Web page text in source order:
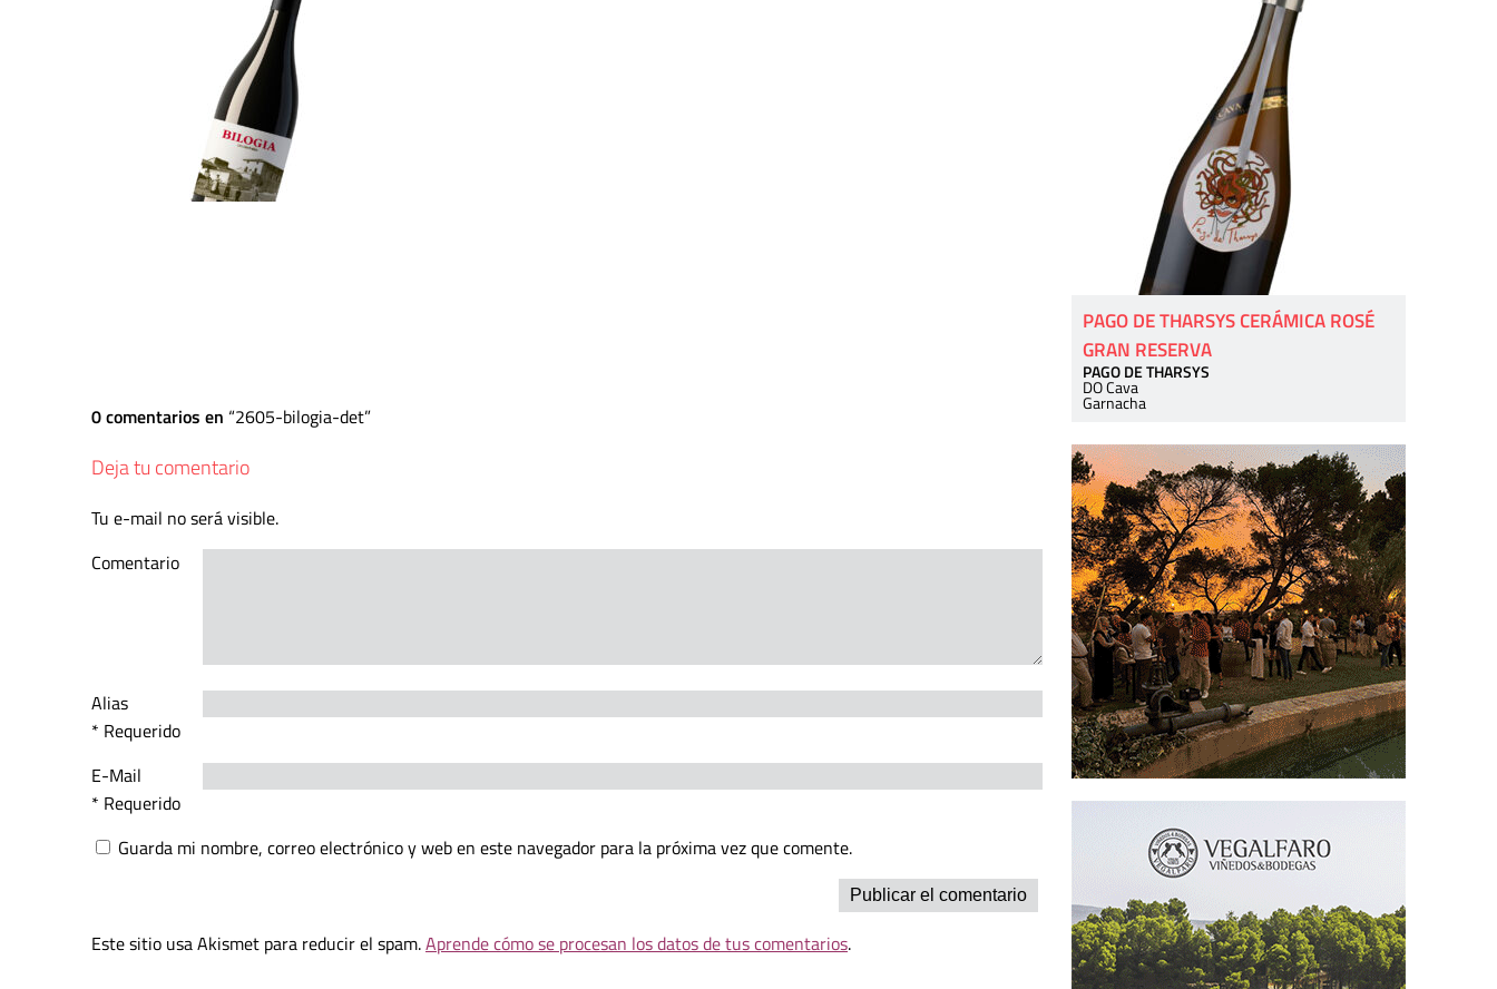
0 comentarios en 2605-bilogia-det
Deja tu comentario
Tu e-mail no será visible.
Comentario
Alias
* Requerido
E-Mail
* Requerido
Guarda mi nombre, correo electrónico y web en este navegador para la próxima vez que comente.
Este sitio usa Akismet para reducir el spam.Aprende cómo se procesan los datos de tus comentarios.
PAGO DE THARSYS CERÁMICA ROSÉ
GRAN RESERVA
PAGO DE THARSYS
DO Cava
Garnacha